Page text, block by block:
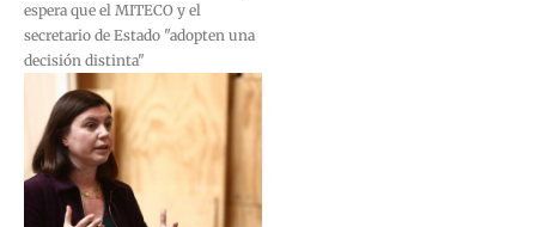
espera que el MITECO y el
secretario de Estado "adopten una
decisión distinta"